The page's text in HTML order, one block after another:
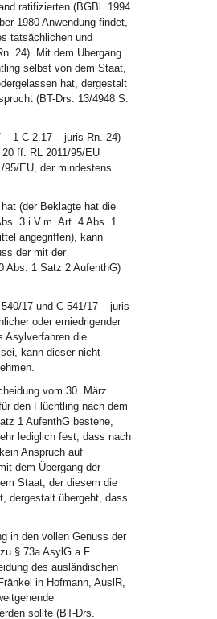
ratifizierten (BGBl. 1994
1980 Anwendung findet,
tatsächlichen und
24). Mit dem Übergang
selbst von dem Staat,
hat, dergestalt
(BT-Drs. 13/4948 S.
– 1 C 2.17 – juris Rn. 24)
ff. RL 2011/95/EU
EU, der mindestens
(der Beklagte hat die
3 i.V.m. Art. 4 Abs. 1
angegriffen), kann
der mit der
Abs. 1 Satz 2 AufenthG)
17 und C-541/17 – juris
oder erniedrigender
Asylverfahren die
kann dieser nicht
vom 30. März
den Flüchtling nach dem
1 AufenthG bestehe,
lediglich fest, dass nach
Anspruch auf
dem Übergang der
Staat, der diesem die
dergestalt übergeht, dass
in den vollen Genuss der
§ 73a AsylG a.F.
des ausländischen
in Hofmann, AuslR,
sollte (BT-Drs.